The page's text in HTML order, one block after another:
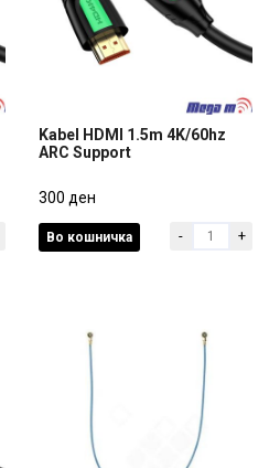
ARC Support
300 ден
Kabel HDMI 1.5m 4K/60hz
ARC Support
300 ден
Во кошничка - +